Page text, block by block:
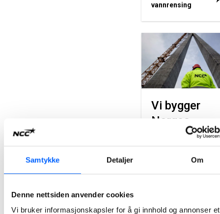
Samtykke Detaljer Om
Denne nettsiden anvender cookies
Vi bruker informasjonskapsler for å gi innhold og annonser et
vannrensing
Vi bygger
Norges
infrastruktur
Lang erfaring og bred
en spesialisert og